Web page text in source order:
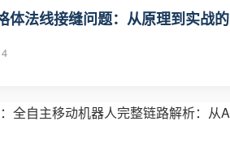
体法线接缝问题：从原理到实战